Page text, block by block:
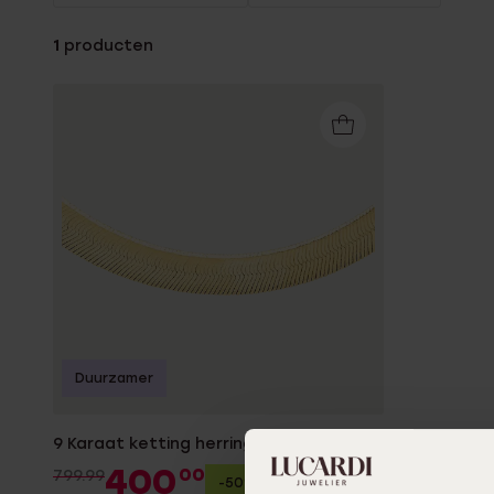
Enkelbandjes
Piercings
1 producten
9 Karaat ketting herringbone
799.99400 00 -50%
Duurzamer